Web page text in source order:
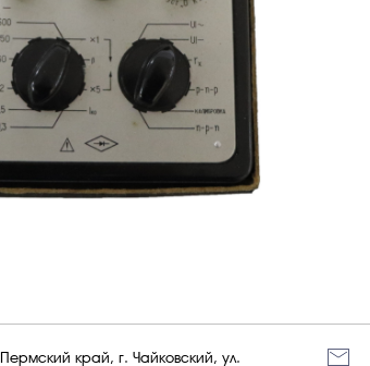
Пермский край, г. Чайковский, ул.